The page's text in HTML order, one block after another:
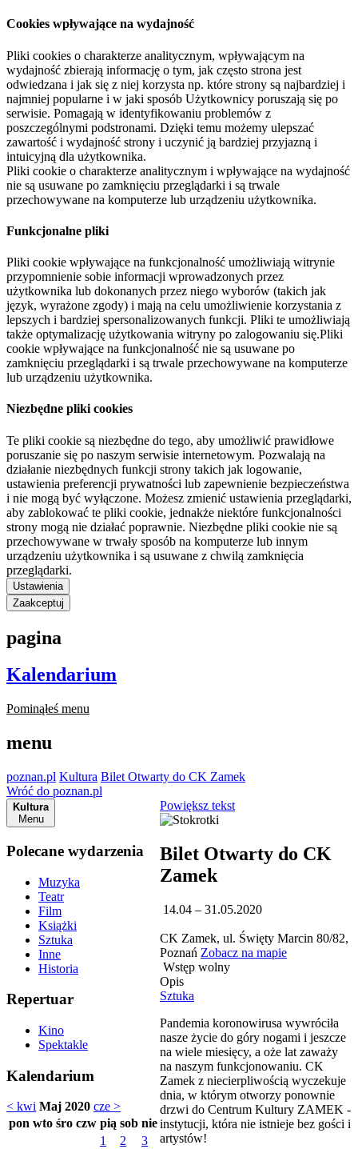
Cookies wpływające na wydajność
Pliki cookies o charakterze analitycznym, wpływającym na
wydajność zbierają informację o tym, jak często strona jest
odwiedzana i jak się z niej korzysta np. które strony są najbardziej i
najmniej popularne i w jaki sposób Użytkownicy poruszają się po
serwisie. Pomagają w identyfikowaniu problemów z
poszczególnymi podstronami. Dzięki temu możemy ulepszać
zawartość i wydajność strony i uczynić ją bardziej przyjazną i
intuicyjną dla użytkownika.
Pliki cookie o charakterze analitycznym i wpływające na wydajność
nie są usuwane po zamknięciu przeglądarki i są trwale
przechowywane na komputerze lub urządzeniu użytkownika.
Funkcjonalne pliki
Pliki cookie wpływające na funkcjonalność umożliwiają witrynie
przypomnienie sobie informacji wprowadzonych przez
użytkownika lub dokonanych przez niego wyborów (takich jak
język, wyrażone zgody) i mają na celu umożliwienie korzystania z
lepszych i bardziej spersonalizowanych funkcji. Pliki te umożliwiają
także optymalizację użytkowania witryny po zalogowaniu się.Pliki
cookie wpływające na funkcjonalność nie są usuwane po
zamknięciu przeglądarki i są trwale przechowywane na komputerze
lub urządzeniu użytkownika.
Niezbędne pliki cookies
Te pliki cookie są niezbędne do tego, aby umożliwić prawidłowe
poruszanie się po naszym serwisie internetowym. Pozwalają na
działanie niezbędnych funkcji strony takich jak logowanie,
ustawienia preferencji prywatności lub zapewnienie bezpieczeństwa
i nie mogą być wyłączone. Możesz zmienić ustawienia przeglądarki,
aby zablokować te pliki cookie, jednakże niektóre funkcjonalności
strony mogą nie działać poprawnie. Niezbędne pliki cookie nie są
przechowywane w trwały sposób na komputerze lub innym
urządzeniu użytkownika i są usuwane z chwilą zamknięcia
przeglądarki.
Ustawienia
Zaakceptuj
pagina
Kalendarium
Pominąłeś menu
menu
poznan.pl Kultura Bilet Otwarty do CK Zamek
Wróć do poznan.pl
Kultura
Menu
Polecane wydarzenia
Muzyka
Teatr
Film
Książki
Sztuka
Inne
Historia
Repertuar
Kino
Spektakle
Kalendarium
< kwi Maj 2020 cze >
pon wto śro czw pią sob nie
1
2
3
Powiększ tekst
Bilet Otwarty do CK
Zamek
14.04 – 31.05.2020
CK Zamek, ul. Święty Marcin 80/82,
Poznań Zobacz na mapie
Wstęp wolny
Opis
Sztuka
Pandemia koronowirusa wywróciła
nasze życie do góry nogami i jeszcze
na wiele miesięcy, a oże lat zaważy
na naszym funkcjonowaniu. CK
Zamek z niecierpliwością wyczekuje
dnia, w którym otworzy ponownie
drzwi do Centrum Kultury ZAMEK -
instytucji, która nie istnieje bez gości i
artystów!